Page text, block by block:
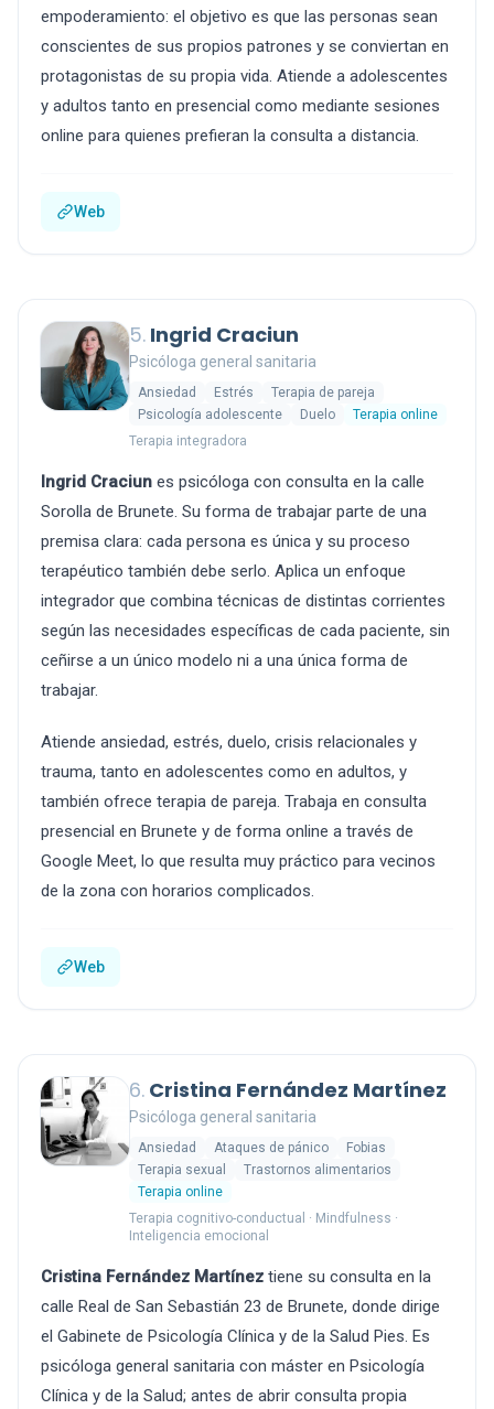
empoderamiento: el objetivo es que las personas sean
conscientes de sus propios patrones y se conviertan en
protagonistas de su propia vida. Atiende a adolescentes
y adultos tanto en presencial como mediante sesiones
online para quienes prefieran la consulta a distancia.
Web
5. Ingrid Craciun
Psicóloga general sanitaria
Ansiedad Estrés
Terapia de pareja
Psicología adolescente
Duelo
Terapia online
Terapia integradora
Ingrid Craciun es psicóloga con consulta en la calle
Sorolla de Brunete. Su forma de trabajar parte de una
premisa clara: cada persona es única y su proceso
terapéutico también debe serlo. Aplica un enfoque
integrador que combina técnicas de distintas corrientes
según las necesidades específicas de cada paciente, sin
ceñirse a un único modelo ni a una única forma de
trabajar.
Atiende ansiedad, estrés, duelo, crisis relacionales y
trauma, tanto en adolescentes como en adultos, y
también ofrece terapia de pareja. Trabaja en consulta
presencial en Brunete y de forma online a través de
Google Meet, lo que resulta muy práctico para vecinos
de la zona con horarios complicados.
Web
6. Cristina Fernández Martínez
Psicóloga general sanitaria
Ansiedad Ataques de pánico
Fobias
Terapia sexual
Trastornos alimentarios
Terapia online
Terapia cognitivo-conductual · Mindfulness ·
Inteligencia emocional
Cristina Fernández Martínez tiene su consulta en la
calle Real de San Sebastián 23 de Brunete, donde dirige
el Gabinete de Psicología Clínica y de la Salud Pies. Es
psicóloga general sanitaria con máster en Psicología
Clínica y de la Salud; antes de abrir consulta propia